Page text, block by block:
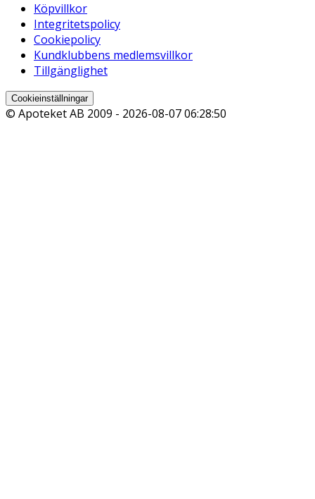
Köpvillkor
Integritetspolicy
Cookiepolicy
Kundklubbens medlemsvillkor
Tillgänglighet
Cookieinställningar
© Apoteket AB 2009 - 2026-08-07 06:28:50